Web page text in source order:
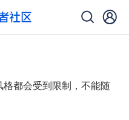
都会受到限制，不能随